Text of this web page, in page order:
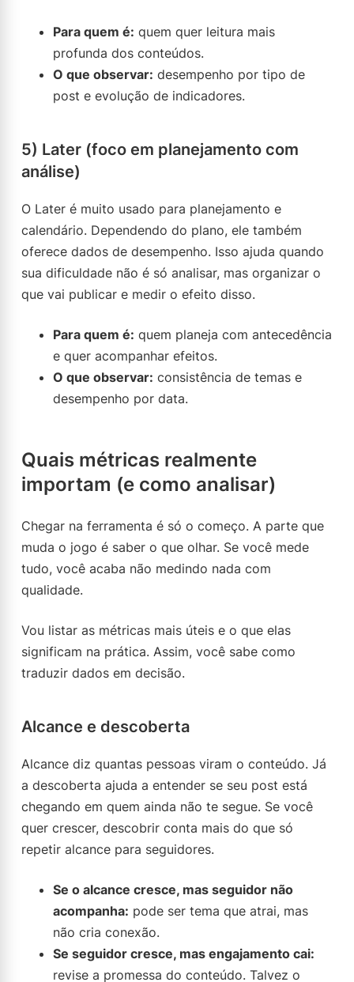
Para quem é: quem quer leitura mais
profunda dos conteúdos.
O que observar: desempenho por tipo de
post e evolução de indicadores.
5) Later (foco em planejamento com
análise)
O Later é muito usado para planejamento e
calendário. Dependendo do plano, ele também
oferece dados de desempenho. Isso ajuda quando
sua dificuldade não é só analisar, mas organizar o
que vai publicar e medir o efeito disso.
Para quem é: quem planeja com antecedência
e quer acompanhar efeitos.
O que observar: consistência de temas e
desempenho por data.
Quais métricas realmente
importam (e como analisar)
Chegar na ferramenta é só o começo. A parte que
muda o jogo é saber o que olhar. Se você mede
tudo, você acaba não medindo nada com
qualidade.
Vou listar as métricas mais úteis e o que elas
significam na prática. Assim, você sabe como
traduzir dados em decisão.
Alcance e descoberta
Alcance diz quantas pessoas viram o conteúdo. Já
a descoberta ajuda a entender se seu post está
chegando em quem ainda não te segue. Se você
quer crescer, descobrir conta mais do que só
repetir alcance para seguidores.
Se o alcance cresce, mas seguidor não
acompanha: pode ser tema que atrai, mas
não cria conexão.
Se seguidor cresce, mas engajamento cai:
revise a promessa do conteúdo. Talvez o